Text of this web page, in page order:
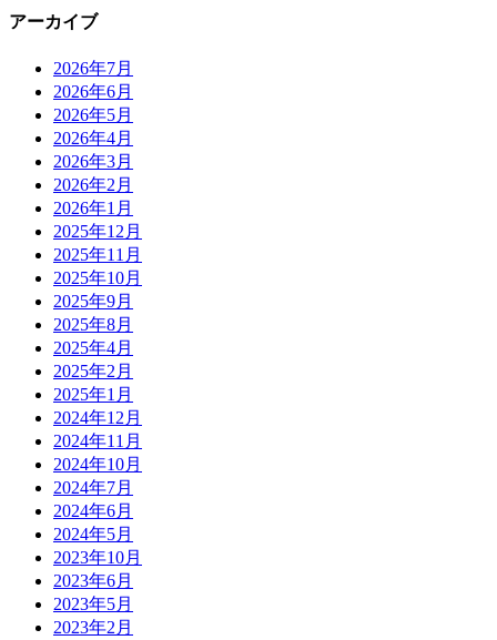
アーカイブ
2026年7月
2026年6月
2026年5月
2026年4月
2026年3月
2026年2月
2026年1月
2025年12月
2025年11月
2025年10月
2025年9月
2025年8月
2025年4月
2025年2月
2025年1月
2024年12月
2024年11月
2024年10月
2024年7月
2024年6月
2024年5月
2023年10月
2023年6月
2023年5月
2023年2月